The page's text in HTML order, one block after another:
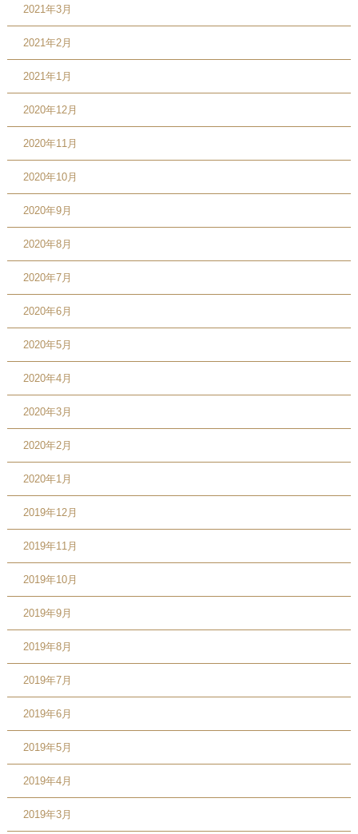
2021年3月
2021年2月
2021年1月
2020年12月
2020年11月
2020年10月
2020年9月
2020年8月
2020年7月
2020年6月
2020年5月
2020年4月
2020年3月
2020年2月
2020年1月
2019年12月
2019年11月
2019年10月
2019年9月
2019年8月
2019年7月
2019年6月
2019年5月
2019年4月
2019年3月